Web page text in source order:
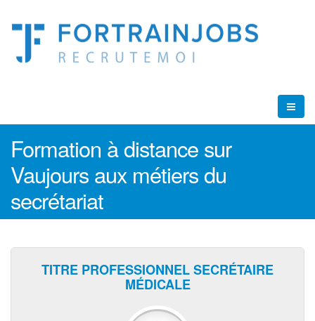
Formation à distance sur
Vaujours aux métiers du
secrétariat
TITRE PROFESSIONNEL SECRÉTAIRE
MÉDICALE